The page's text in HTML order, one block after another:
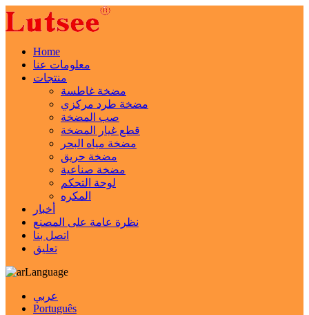
Home
معلومات عنا
منتجات
مضخة غاطسة
مضخة طرد مركزي
صب المضخة
قطع غيار المضخة
مضخة مياه البحر
مضخة حريق
مضخة صناعية
لوحة التحكم
المكره
أخبار
نظرة عامة على المصنع
اتصل بنا
تعليق
Language
عربي
Português